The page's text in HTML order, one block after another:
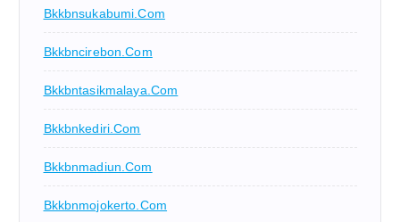
Bkkbnsukabumi.com
Bkkbncirebon.com
Bkkbntasikmalaya.com
Bkkbnkediri.com
Bkkbnmadiun.com
Bkkbnmojokerto.com